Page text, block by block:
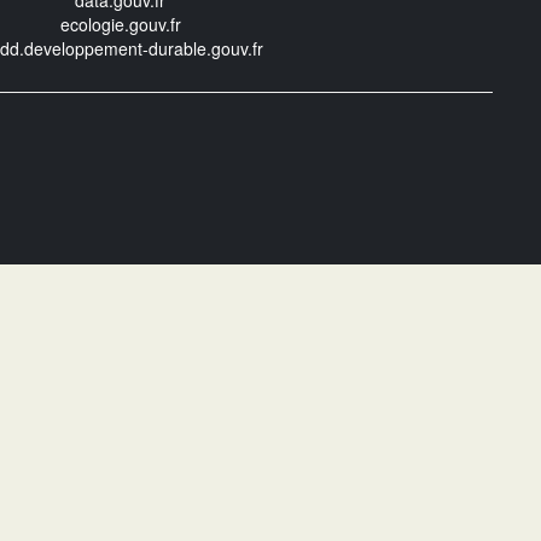
ecologie.gouv.fr
durable.gouv.fr